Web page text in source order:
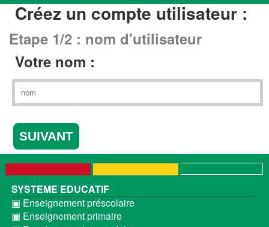
Créez un compte utilisateur :
Etape 1/2 : nom d'utilisateur
Votre nom :
SYSTEME EDUCATIF
▣ Enseignement préscolaire
▣ Enseignement primaire